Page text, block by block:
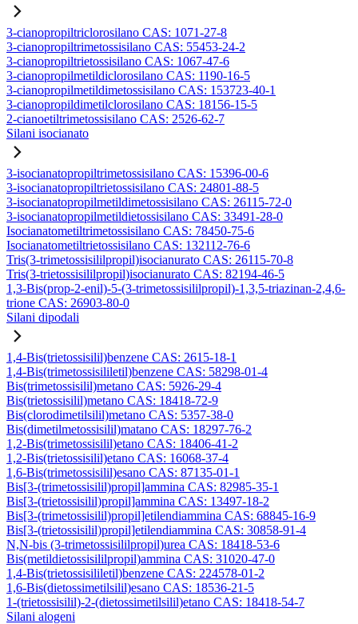
3-cianopropiltriclorosilano CAS: 1071-27-8
3-cianopropiltrimetossisilano CAS: 55453-24-2
3-cianopropiltrietossisilano CAS: 1067-47-6
3-cianopropilmetildiclorosilano CAS: 1190-16-5
3-cianopropilmetildimetossisilano CAS: 153723-40-1
3-cianopropildimetilclorosilano CAS: 18156-15-5
2-cianoetiltrimetossisilano CAS: 2526-62-7
Silani isocianato
3-isocianatopropiltrimetossisilano CAS: 15396-00-6
3-isocianatopropiltrietossisilano CAS: 24801-88-5
3-isocianatopropilmetildimetossisilano CAS: 26115-72-0
3-isocianatopropilmetildietossisilano CAS: 33491-28-0
Isocianatometiltrimetossisilano CAS: 78450-75-6
Isocianatometiltrietossisilano CAS: 132112-76-6
Tris(3-trimetossisililpropil)isocianurato CAS: 26115-70-8
Tris(3-trietossisililpropil)isocianurato CAS: 82194-46-5
1,3-Bis(prop-2-enil)-5-(3-trimetossisililpropil)-1,3,5-triazinan-2,4,6-
trione CAS: 26903-80-0
Silani dipodali
1,4-Bis(trietossisilil)benzene CAS: 2615-18-1
1,4-Bis(trimetossisililetil)benzene CAS: 58298-01-4
Bis(trimetossisilil)metano CAS: 5926-29-4
Bis(trietossisilil)metano CAS: 18418-72-9
Bis(clorodimetilsilil)metano CAS: 5357-38-0
Bis(dimetilmetossisilil)matano CAS: 18297-76-2
1,2-Bis(trimetossisilil)etano CAS: 18406-41-2
1,2-Bis(trietossisilil)etano CAS: 16068-37-4
1,6-Bis(trimetossisilil)esano CAS: 87135-01-1
Bis[3-(trimetossisilil)propil]ammina CAS: 82985-35-1
Bis[3-(trietossisilil)propil]ammina CAS: 13497-18-2
Bis[3-(trimetossisilil)propil]etilendiammina CAS: 68845-16-9
Bis[3-(trietossisilil)propil]etilendiammina CAS: 30858-91-4
N,N-bis (3-trimetossisililpropil)urea CAS: 18418-53-6
Bis(metildietossisililpropil)ammina CAS: 31020-47-0
1,4-Bis(trietossisililetil)benzene CAS: 224578-01-2
1,6-Bis(dietossimetilsilil)esano CAS: 18536-21-5
1-(trietossisilil)-2-(dietossimetilsilil)etano CAS: 18418-54-7
Silani alogeni